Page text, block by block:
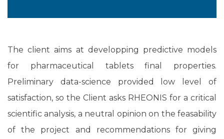
The client aims at developping predictive models
for pharmaceutical tablets final properties.
Preliminary data-science provided low level of
satisfaction, so the Client asks RHEONIS for a critical
scientific analysis, a neutral opinion on the feasability
of the project and recommendations for giving